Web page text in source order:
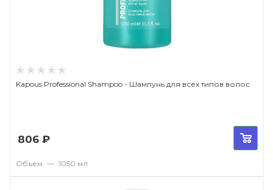
Kapous Professional Shampoo - Шампунь для всех типов волос
806 ₽
Объем — 1050 мл